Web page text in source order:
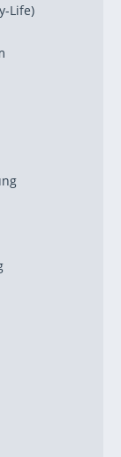
Life)